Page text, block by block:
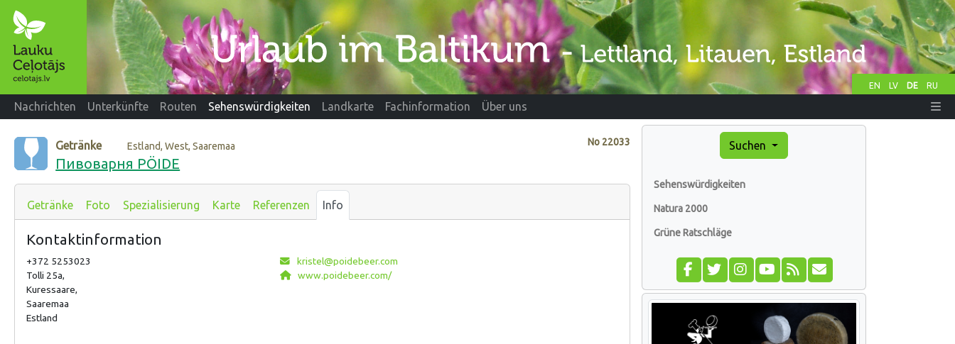
EN LV DE RU
Nachrichten Unterkünfte Routen Sehenswürdigkeiten Landkarte Fachinformation Über uns
No 22033
Getränke Estland, West, Saaremaa
Пивоварня PÖIDE
Getränke Foto Spezialisierung Karte Referenzen Info
Kontaktinformation
+372 5253023
Tolli 25a,
Kuressaare,
Saaremaa
Estland
kristel@poidebeer.com
www.poidebeer.com/
Suchen
Sehenswürdigkeiten
Natura 2000
Grüne Ratschläge